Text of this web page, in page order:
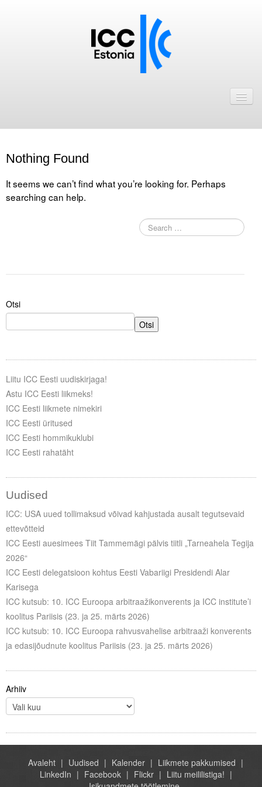
ICC Eesti liikmebaas
Liikmete pakkumised
Publikatsioonid
Arvamus
Viidad
ICC WBO
ICC komisjonid
Digiraamatukogu
Juhendid ja väljaanded
Kontakt
Liitu meililistiga
Oskusteave
Incoterms® 2020
Abimaterjalid
Projektid
Nothing Found
It seems we can’t find what you’re looking for. Perhaps
searching can help.
Otsi
Otsi
Liitu ICC Eesti uudiskirjaga!
Astu ICC Eesti liikmeks!
ICC Eesti liikmete nimekiri
ICC Eesti üritused
ICC Eesti hommikuklubi
ICC Eesti rahatäht
Uudised
ICC: USA uued tollimaksud võivad kahjustada ausalt tegutsevaid
ettevõtteid
ICC Eesti auesimees Tiit Tammemägi pälvis tiitli „Tarneahela Tegija
2026“
ICC Eesti delegatsioon kohtus Eesti Vabariigi Presidendi Alar
Karisega
ICC kutsub: 10. ICC Euroopa arbitraažikonverents ja ICC institute’i
koolitus Pariisis (23. ja 25. märts 2026)
ICC kutsub: 10. ICC Euroopa rahvusvahelise arbitraaži konverents
ja edasijõudnute koolitus Pariisis (23. ja 25. märts 2026)
Arhiiv
Avaleht Uudised Kalender
Liikmete pakkumised
LinkedIn
Facebook Flickr
Liitu meililistiga!